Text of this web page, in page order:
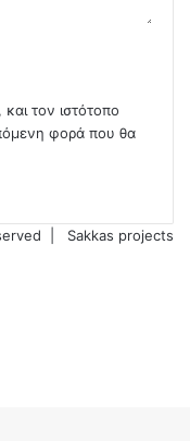
τον ιστότοπο
φορά που θα
|
Sakkas projects